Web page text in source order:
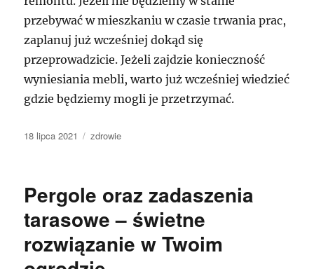
przebywać w mieszkaniu w czasie trwania prac,
zaplanuj już wcześniej dokąd się
przeprowadzicie. Jeżeli zajdzie konieczność
wyniesiania mebli, warto już wcześniej wiedzieć
gdzie będziemy mogli je przetrzymać.
Data
18 lipca 2021 Kategorie
zdrowie
Pergole oraz zadaszenia
tarasowe – świetne
rozwiązanie w Twoim